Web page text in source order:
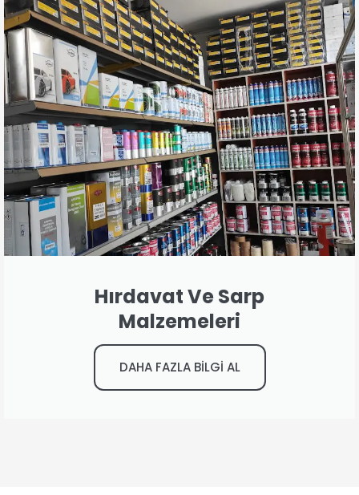
Hırdavat Ve Sarp
Malzemeleri
DAHA FAZLA BİLGİ AL